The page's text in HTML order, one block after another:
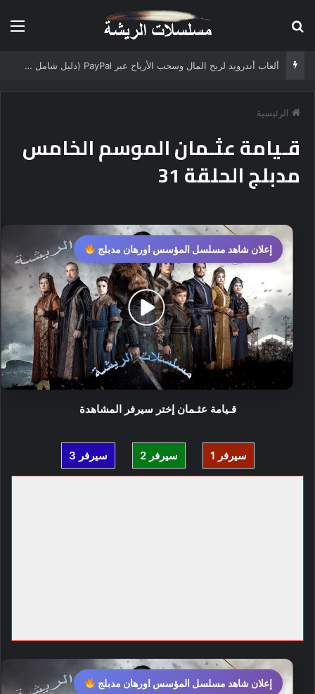
ألعاب أندرويد لربح المال وسحب الأرباح عبر PayPal (دليل شامل 2025)
الرئيسية
قـيامة عثـمان الموسم الخامس
مدبلج الحلقة 31
إعلان شاهد مسلسل المؤسس اورهان مدبلج
قـيامة عثـمان إختر سيرفر المشاهدة
سيرفر 1 سيرفر 2 سيرفر 3
إعلان شاهد مسلسل المؤسس اورهان مدبلج